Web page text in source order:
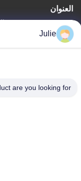
العنوان
Julie
are you looking for?